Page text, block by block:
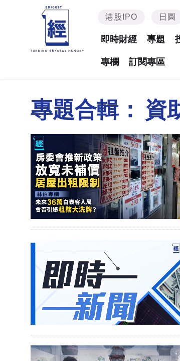
港股IPO 日圓
即時財經 專題
專欄 訂閱專區
專題合輯： 資